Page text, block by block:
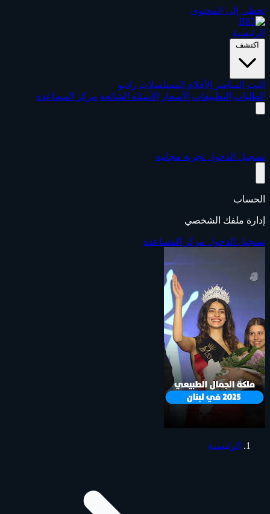
تخطي إلى المحتوى
الرئيسية
اكتشف
البث المباشر الأفلام المسلسلات راديو
الطلبات التطبيقات الأسعار الأسئلة الشائعة مركز المساعدة
تسجيل الدخول تجربة مجانية
الحساب
إدارة ملفك الشخصي
تسجيل الدخول مركز المساعدة
الرئيسية